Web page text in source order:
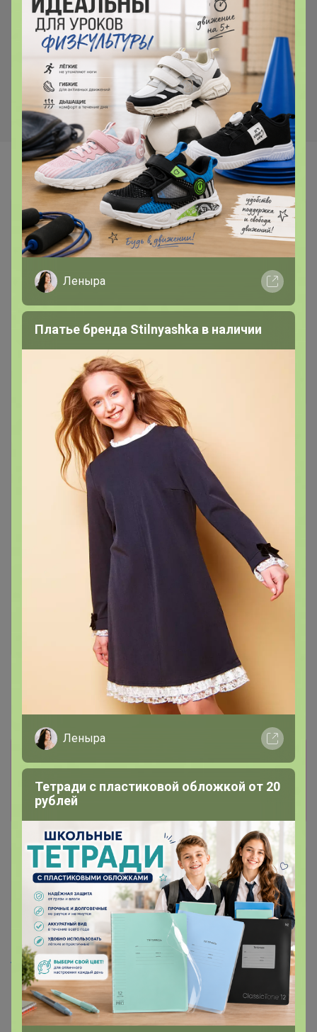
СКИДКА !
2 350р
Рубашка 2053
2 435р
Футболка 2062
Самые желанные
Платья миди MIXAN 5067
СКИДКА !
2 580р
Женские брючные костюмы
(костюмы с брюками) MIXAN
лишь членам клуба
Показать
Н@Т@ЛK@
Кандидат в магистры
11 марта, 2023 16:25
TanyaPK, одежда в размер?
♪ ♫♪ ♪ ♫ ♬♫♪ ♫♪
Леныра
Платье бренда Stilnyashka в наличии
Леныра
Тетради с пластиковой обложкой от 20
рублей